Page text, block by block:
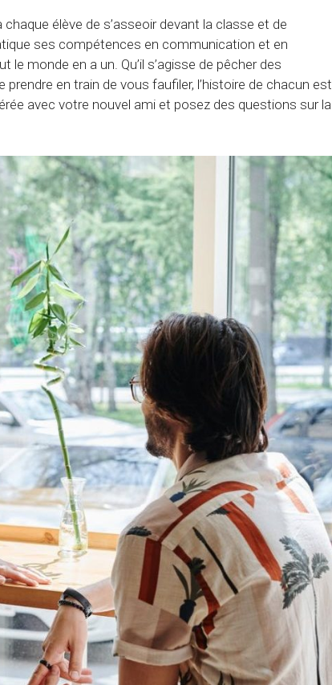
élève de s’asseoir devant la classe et de
ses compétences en communication et en
le monde en a un. Qu’il s’agisse de pêcher des
en train de vous faufiler, l’histoire de chacun est
avec votre nouvel ami et posez des questions sur la